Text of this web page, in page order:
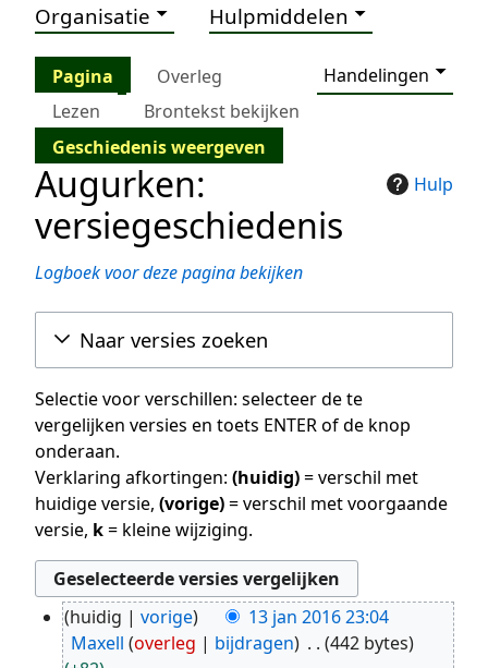
Organisatie Hulpmiddelen
Pagina Overleg
Handelingen
Lezen
Brontekst bekijken
Geschiedenis weergeven
Hulp
Augurken:
versiegeschiedenis
Logboek voor deze pagina bekijken
Naar versies zoeken
Selectie voor verschillen: selecteer de te
vergelijken versies en toets ENTER of de knop
onderaan.
Verklaring afkortingen: (huidig)= verschil met
huidige versie, (vorige)= verschil met voorgaande
versie, k= kleine wijziging.
13
jan
huidig vorige
13 jan 2016 23:04
Maxell overleg bijdragen
442 bytes